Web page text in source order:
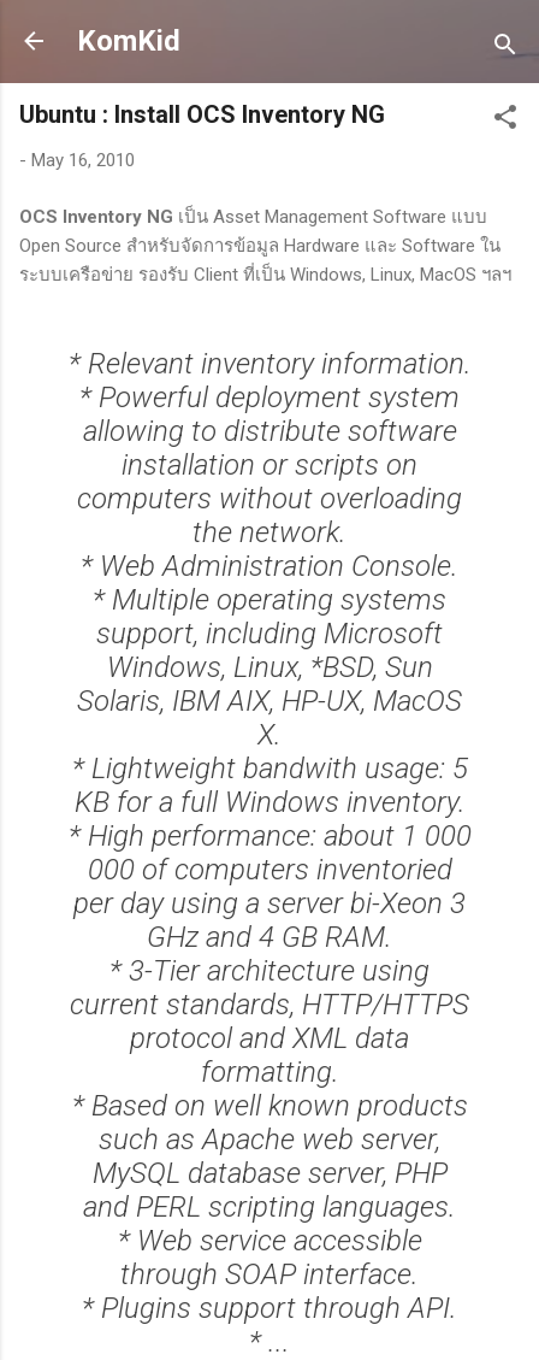
KomKid
Ubuntu : Install OCS Inventory NG
- May 16, 2010
OCS Inventory NG เป็น Asset Management Software แบบ
Open Source สำหรับจัดการข้อมูล Hardware และ Software ใน
ระบบเครือข่าย รองรับ Client ที่เป็น Windows, Linux, MacOS ฯลฯ
* Relevant inventory information.
* Powerful deployment system
allowing to distribute software
installation or scripts on
computers without overloading
the network.
* Web Administration Console.
* Multiple operating systems
support, including Microsoft
Windows, Linux, *BSD, Sun
Solaris, IBM AIX, HP-UX, MacOS
X.
* Lightweight bandwith usage: 5
KB for a full Windows inventory.
* High performance: about 1 000
000 of computers inventoried
per day using a server bi-Xeon 3
GHz and 4 GB RAM.
* 3-Tier architecture using
current standards, HTTP/HTTPS
protocol and XML data
formatting.
* Based on well known products
such as Apache web server,
MySQL database server, PHP
and PERL scripting languages.
* Web service accessible
through SOAP interface.
* Plugins support through API.
* ...